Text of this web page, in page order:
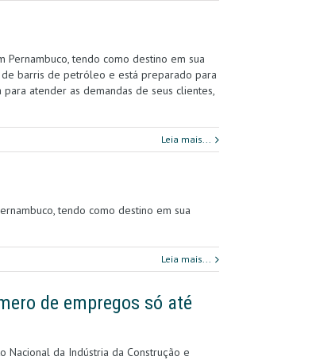
Pernambuco, tendo como destino em sua
barris de petróleo e está preparado para
atender as demandas de seus clientes,
Leia mais...
tendo como destino em sua
Leia mais...
de empregos só até
da Indústria da Construção e